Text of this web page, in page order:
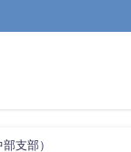
支部）